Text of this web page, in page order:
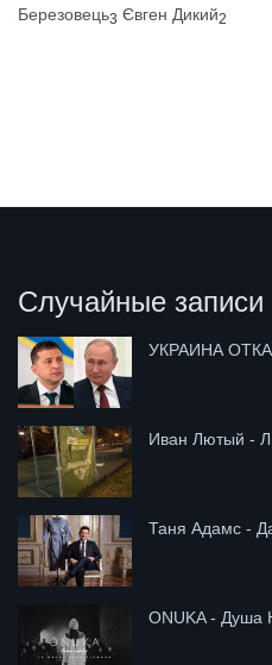
Березовець3 Євген Дикий2
Случайные записи
УКРАИНА
Иван Лютый -
Таня Адамс -
ONUKA - Душа